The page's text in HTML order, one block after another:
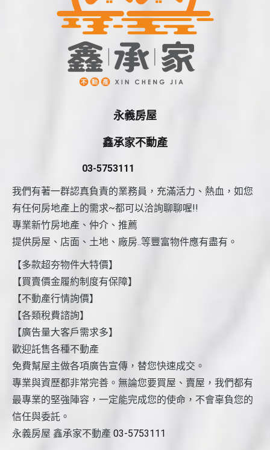
永義房屋
鑫承家不動產
03-5753111
我們有著一群認真負責的業務員，充滿活力、熱血，如您
有任何房地產上的需求~都可以洽詢聊聊喔!!
專業新竹房地產、仲介、推薦
提供房屋、店面、土地、廠房..等豐富物件應有盡有。
【多款超夯物件大特價】
【買賣價金履約制度有保障】
【不動產行情詢價】
【各類稅費諮詢】
【廣告量大客戶需求多】
歡迎託售各種不動產
免費幫屋主做各項廣告宣傳，替您快速成交。
專業與資歷都非常完善。無論您要買屋、賣屋，我們都有
最專業的堅強陣容，一定能完成您的使命，不會辜負您的
信任與委託。
永義房屋 鑫承家不動產 03-5753111